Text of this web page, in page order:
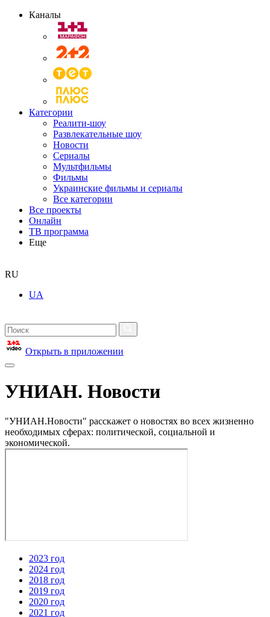
Каналы
Категории
Реалити-шоу
Развлекательные шоу
Новости
Сериалы
Мультфильмы
Фильмы
Украинские фильмы и сериалы
Все категории
Все проекты
Онлайн
ТВ программа
Еще
RU
UA
Открыть в приложении
УНИАН. Новости
"УНИАН.Новости" расскажет о новостях во всех жизненно
необходимых сферах: политической, социальной и
экономической.
2023 год
2024 год
2018 год
2019 год
2020 год
2021 год